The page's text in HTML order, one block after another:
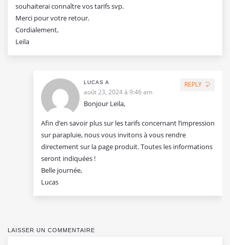
souhaiterai connaître vos tarifs svp.
Merci pour votre retour.
Cordialement,
Leila
REPLY
LUCAS A
août 23, 2024 à 9:46 am
Bonjour Leila,
Afin d’en savoir plus sur les tarifs concernant l’impression
sur parapluie, nous vous invitons à vous rendre
directement sur la page produit. Toutes les informations
seront indiquées !
Belle journée,
Lucas
LAISSER UN COMMENTAIRE